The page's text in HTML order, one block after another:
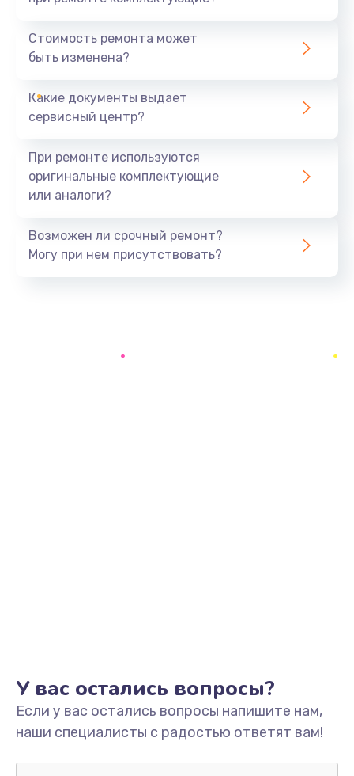
1440 руб.
Ремонт южного моста
Замена батарейки BIOS
Заказать
Ремонт цепи питания
Замена/Pемонт карбюратора
1300 руб.
Заказать
Стоимость ремонта может
быть изменена?
Какие документы выдает
сервисный центр?
При ремонте используются
оригинальные комплектующие
или аналоги?
Возможен ли срочный ремонт?
Могу при нем присутствовать?
У вас остались вопросы?
Если у вас остались вопросы напишите нам,
наши специалисты с радостью ответят вам!